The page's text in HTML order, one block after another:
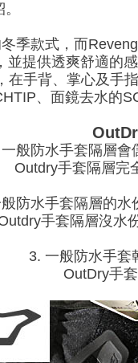
季款式，而
提供透爽舒適的
在手背、掌心及手
、面鏡去水的
般防水手套隔層會
Outdry手套隔層完
防水手套隔層的
手套隔層沒水
3. 一般防水手套
OutDry手套